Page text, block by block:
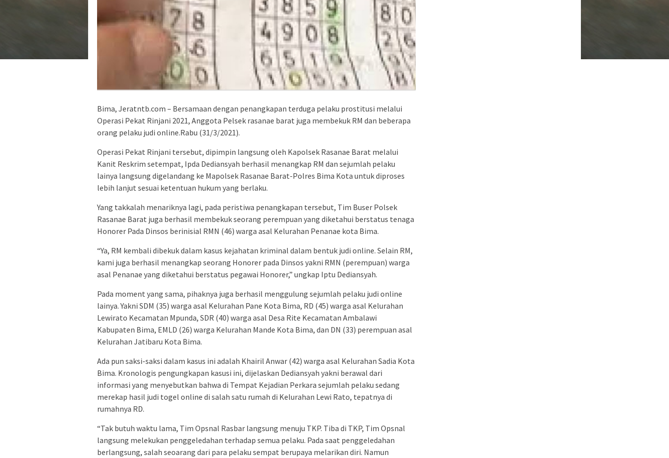
Bima, Jeratntb.com – Bersamaan dengan penangkapan terduga pelaku prostitusi melalui
Operasi Pekat Rinjani 2021, Anggota Pelsek rasanae barat juga membekuk RM dan beberapa
orang pelaku judi online.Rabu (31/3/2021).
Operasi Pekat Rinjani tersebut, dipimpin langsung oleh Kapolsek Rasanae Barat melalui
Kanit Reskrim setempat, Ipda Dediansyah berhasil menangkap RM dan sejumlah pelaku
lainya langsung digelandang ke Mapolsek Rasanae Barat-Polres Bima Kota untuk diproses
lebih lanjut sesuai ketentuan hukum yang berlaku.
Yang takkalah menariknya lagi, pada peristiwa penangkapan tersebut, Tim Buser Polsek
Rasanae Barat juga berhasil membekuk seorang perempuan yang diketahui berstatus tenaga
Honorer Pada Dinsos berinisial RMN (46) warga asal Kelurahan Penanae kota Bima.
“Ya, RM kembali dibekuk dalam kasus kejahatan kriminal dalam bentuk judi online. Selain RM,
kami juga berhasil menangkap seorang Honorer pada Dinsos yakni RMN (perempuan) warga
asal Penanae yang diketahui berstatus pegawai Honorer,” ungkap Iptu Dediansyah.
Pada moment yang sama, pihaknya juga berhasil menggulung sejumlah pelaku judi online
lainya. Yakni SDM (35) warga asal Kelurahan Pane Kota Bima, RD (45) warga asal Kelurahan
Lewirato Kecamatan Mpunda, SDR (40) warga asal Desa Rite Kecamatan Ambalawi
Kabupaten Bima, EMLD (26) warga Kelurahan Mande Kota Bima, dan DN (33) perempuan asal
Kelurahan Jatibaru Kota Bima.
Ada pun saksi-saksi dalam kasus ini adalah Khairil Anwar (42) warga asal Kelurahan Sadia Kota
Bima. Kronologis pengungkapan kasusi ini, dijelaskan Dediansyah yakni berawal dari
informasi yang menyebutkan bahwa di Tempat Kejadian Perkara sejumlah pelaku sedang
merekap hasil judi togel online di salah satu rumah di Kelurahan Lewi Rato, tepatnya di
rumahnya RD.
“Tak butuh waktu lama, Tim Opsnal Rasbar langsung menuju TKP. Tiba di TKP, Tim Opsnal
langsung melekukan penggeledahan terhadap semua pelaku. Pada saat penggeledahan
berlangsung, salah seoarang dari para pelaku sempat berupaya melarikan diri. Namun